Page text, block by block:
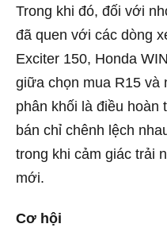
Trong khi đó, đối với
đã quen với các dòng
Exciter 150, Honda
giữa chọn mua R15 và
phân khối là điều hoàn
bán chỉ chênh lệch
trong khi cảm giác trải
mới.
Cơ hội